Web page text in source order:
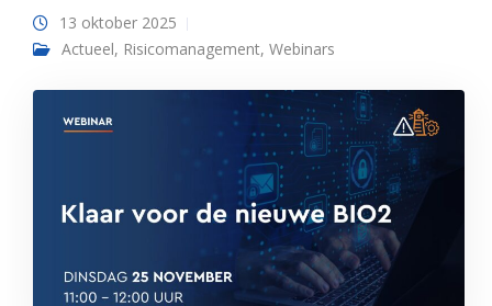
13 oktober 2025
Actueel, Risicomanagement, Webinars